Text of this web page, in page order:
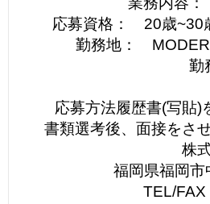
応募資格： 20歳~30
勤務地：
勤
応募方法履歴書(写貼)
書類選考後、面接をさ
株
福岡県福岡
TEL/